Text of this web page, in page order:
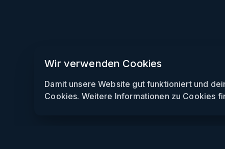
Wir verwenden Cookies
Damit unsere Website gut funktioniert und
Cookies. Weitere Informationen zu Cookies